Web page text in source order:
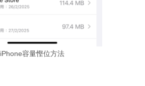
iPhone容量慳位方法